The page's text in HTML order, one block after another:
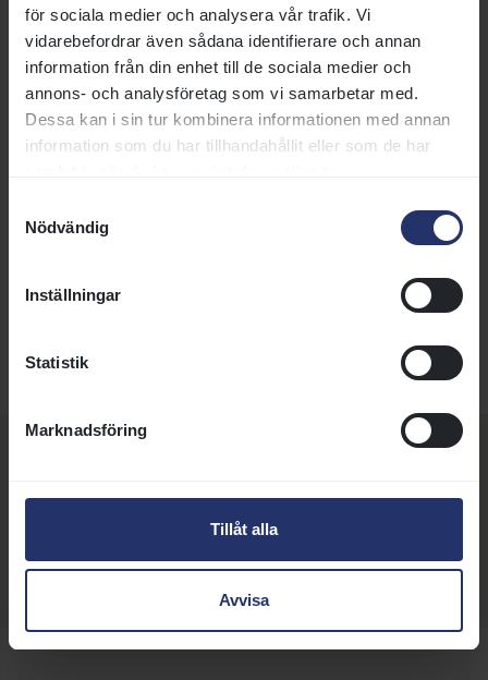
för sociala medier och analysera vår trafik. Vi
vidarebefordrar även sådana identifierare och annan
information från din enhet till de sociala medier och
annons- och analysföretag som vi samarbetar med.
Dessa kan i sin tur kombinera informationen med annan
information som du har tillhandahållit eller som de har
Nödvändig
Inställningar
Statistik
Marknadsföring
Tillåt alla
Avvisa
och tomat
Fisk:Gös med champagnesås, gröna ärtor,
babyspenat, schalottenlök, potatispuré och picklad
blomkål
Vegetarisk:Grönsaksbiff med kapriskräm, riven
Pris: 240 kr. Bordsvatten, kaffe och något sött efter
maten ingår.
För dig som hellre vill ta något enklare finns fika, dryck
och lättare förtäring i Racingpub på nedre plan – perfekt
Vill du veta mer om Galoppauktionen?
och plats, ser vilka hästar som är anmälda till auktionen och